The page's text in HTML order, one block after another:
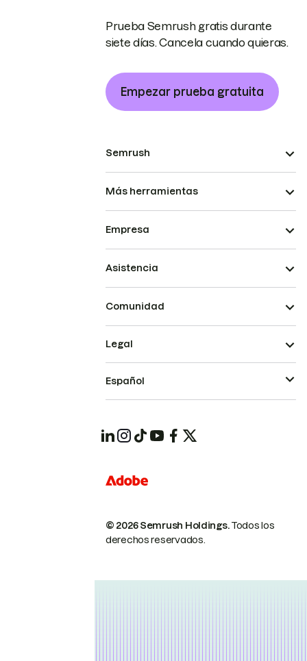
Prueba Semrush gratis durante
siete días. Cancela cuando quieras.
Empezar prueba gratuita
Semrush
Más herramientas
Empresa
Asistencia
Comunidad
© 2026 Semrush Holdings.Todos los
derechos reservados.
Legal
Español